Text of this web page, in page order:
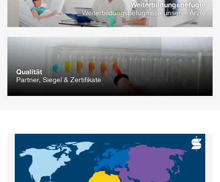
Weiterbildungsbefugte
Weiterbildungsbefugnisse unserer Ärzte
Qualität
Partner, Siegel & Zertifikate